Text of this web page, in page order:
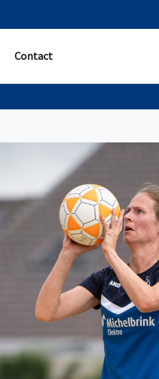
Contact